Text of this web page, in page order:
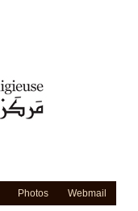
Photos Webmail